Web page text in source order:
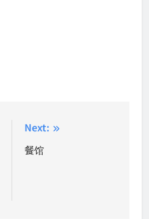
Next:
餐馆